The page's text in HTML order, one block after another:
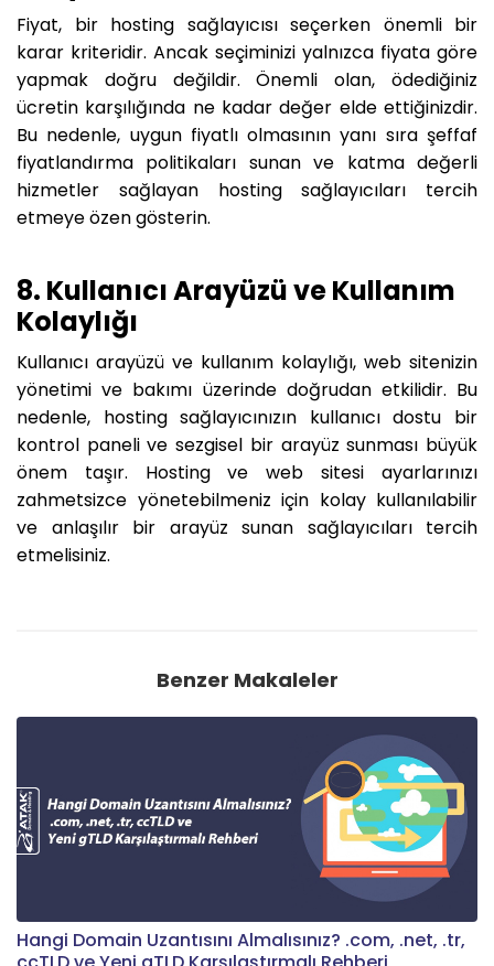
Fiyat, bir hosting sağlayıcısı seçerken önemli bir
karar kriteridir. Ancak seçiminizi yalnızca fiyata göre
yapmak doğru değildir. Önemli olan, ödediğiniz
ücretin karşılığında ne kadar değer elde ettiğinizdir.
Bu nedenle, uygun fiyatlı olmasının yanı sıra şeffaf
fiyatlandırma politikaları sunan ve katma değerli
hizmetler sağlayan hosting sağlayıcıları tercih
etmeye özen gösterin.
8. Kullanıcı Arayüzü ve Kullanım
Kolaylığı
Kullanıcı arayüzü ve kullanım kolaylığı, web sitenizin
yönetimi ve bakımı üzerinde doğrudan etkilidir. Bu
nedenle, hosting sağlayıcınızın kullanıcı dostu bir
kontrol paneli ve sezgisel bir arayüz sunması büyük
önem taşır. Hosting ve web sitesi ayarlarınızı
zahmetsizce yönetebilmeniz için kolay kullanılabilir
ve anlaşılır bir arayüz sunan sağlayıcıları tercih
etmelisiniz.
Benzer Makaleler
Hangi Domain Uzantısını Almalısınız? .com, .net, .tr,